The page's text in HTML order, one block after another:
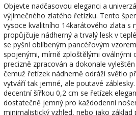
Objevte nadčasovou eleganci a
výjimečného zlatého řetízku. Tento
vysoce kvalitního 14karátového zlata s
propůjčuje nádherný a trvalý lesk v
se pyšní oblíbeným pancéřovým
spojenými, mírně zploštělými oválnými
precizně zpracován a dokonale
čemuž řetízek nádherně odráží světlo
vytváří tak jemné, ale poutavé
decentní šířkou 0,2 cm se řetízek
dostatečně jemný pro každodenní
minimalistický vzhled, nebo jako základ